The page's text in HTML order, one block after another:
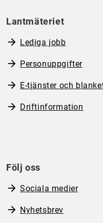
Lantmäteriet
Lediga jobb
Personuppgifter
E-tjänster och
Driftinformation
Följ oss
Sociala medier
Nyhetsbrev